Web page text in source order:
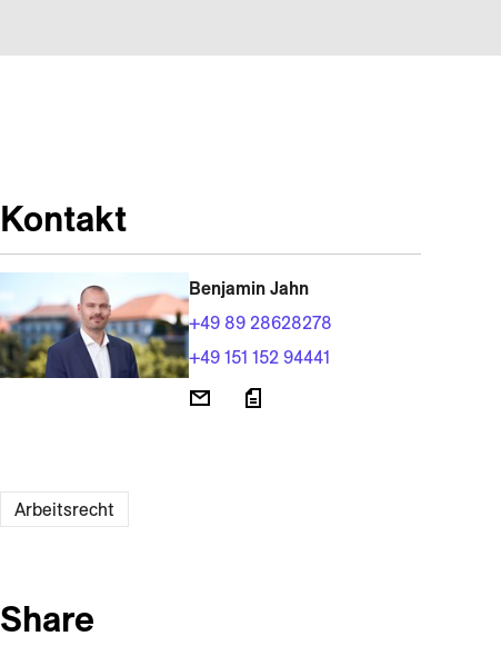
Kontakt
Benjamin Jahn
+49 89 28628278
+49 151 152 94441
Arbeitsrecht
Share